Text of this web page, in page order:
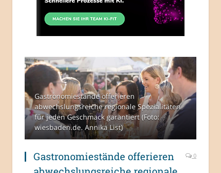
Gastronomiestände offerieren
abwechslungsreiche regionale Spezialitäten
für jeden Geschmack garantiert (Foto:
wiesbaden.de. Annika List)
Gastronomiestände offerieren
0